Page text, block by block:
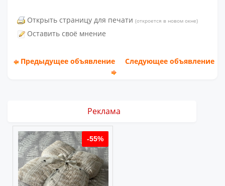
Открыть страницу для печати (откроется в новом окне)
Оставить своё мнение
Предыдущее объявление Следующее объявление
Реклама
-55%